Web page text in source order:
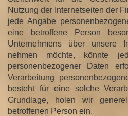
Nutzung der Internetseiten der
jede Angabe
eine betroffene Person
Unternehmens über unsere
nehmen möchte, könnte
personenbezogener Daten
Verarbeitung
besteht für eine solche
Grundlage, holen wir
betroffenen Person ein.